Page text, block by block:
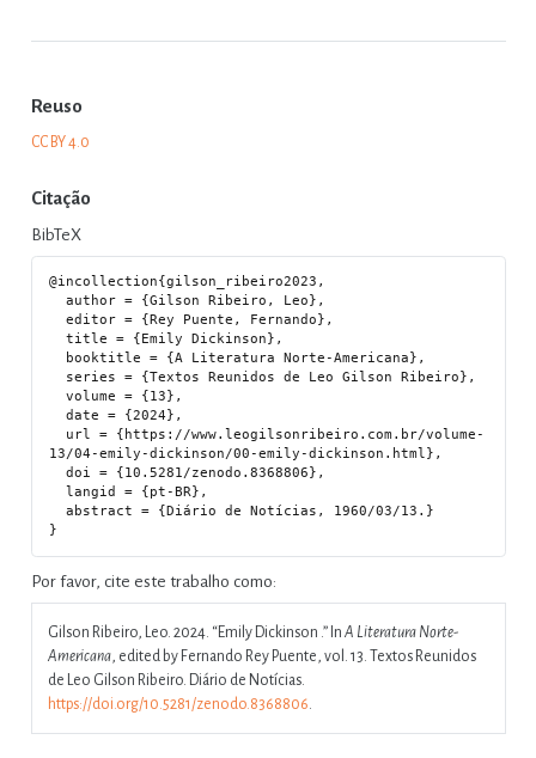
Reuso
CC BY 4.0
Citação
BibTeX
@incollection{gilson_ribeiro2023,
  author = {Gilson Ribeiro, Leo},
  editor = {Rey Puente, Fernando},
  title = {Emily Dickinson},
  volume = {13},
  date = {2024},
13/04-emily-dickinson/00-emily-dickinson.html},
  doi = {10.5281/zenodo.8368806},
  langid = {pt-BR},
  abstract = {Diário de Notícias, 1960/03/13.}
Por favor, cite este trabalho como:
Gilson Ribeiro, Leo. 2024. “Emily Dickinson .” InA Literatura Norte-
Americana, edited by Fernando Rey Puente, vol. 13. Textos Reunidos
de Leo Gilson Ribeiro. Diário de Notícias.
https://doi.org/10.5281/zenodo.8368806.